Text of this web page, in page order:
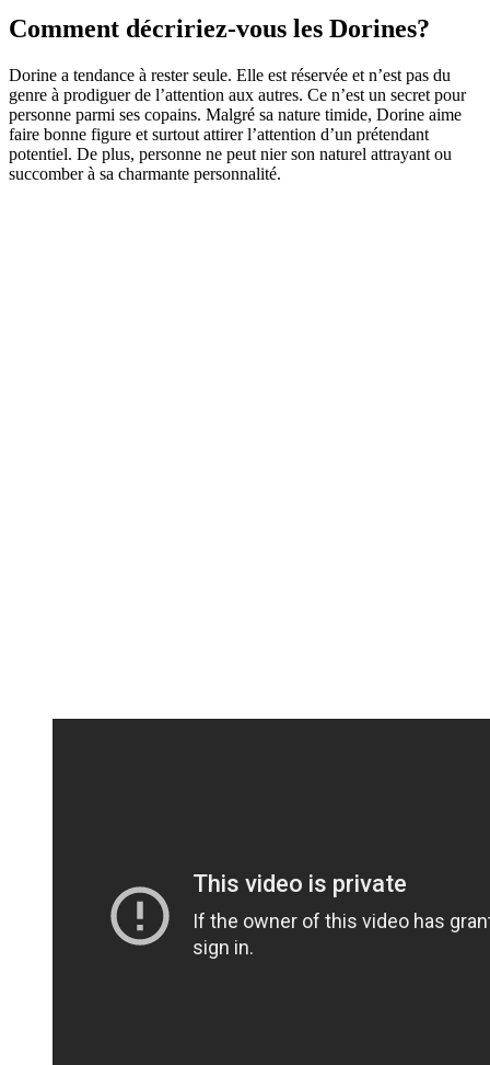
Comment décririez-vous les Dorines?
Dorine a tendance à rester seule. Elle est réservée et n’est pas du
genre à prodiguer de l’attention aux autres. Ce n’est un secret pour
personne parmi ses copains. Malgré sa nature timide, Dorine aime
faire bonne figure et surtout attirer l’attention d’un prétendant
potentiel. De plus, personne ne peut nier son naturel attrayant ou
succomber à sa charmante personnalité.